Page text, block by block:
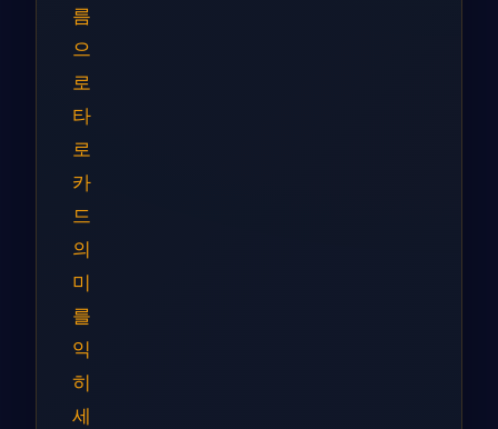
름
으
로
타
로
카
드
의
미
를
익
히
세